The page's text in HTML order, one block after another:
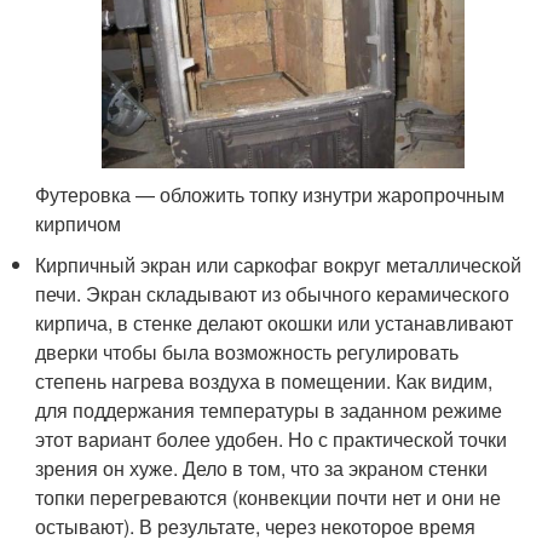
Футеровка — обложить топку изнутри жаропрочным
кирпичом
Кирпичный экран или саркофаг вокруг металлической
печи. Экран складывают из обычного керамического
кирпича, в стенке делают окошки или устанавливают
дверки чтобы была возможность регулировать
степень нагрева воздуха в помещении. Как видим,
для поддержания температуры в заданном режиме
этот вариант более удобен. Но с практической точки
зрения он хуже. Дело в том, что за экраном стенки
топки перегреваются (конвекции почти нет и они не
остывают). В результате, через некоторое время